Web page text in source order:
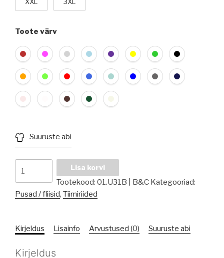
Toote värv
Suuruste abi
sviiter
kogus
Lisa korvi
Tootekood: 01.U31B | B&C Kategooriad:
Pusad / fliisid, Tiimiriided
Kirjeldus Lisainfo Arvustused (0) Suuruste abi
Kirjeldus